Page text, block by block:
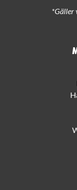
*Gäller